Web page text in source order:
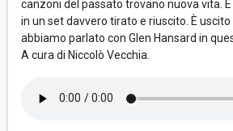
canzoni del passato trovano nuova vita.
in un set davvero tirato e riuscito. È
abbiamo parlato con Glen Hansard in
A cura di Niccolò Vecchia.